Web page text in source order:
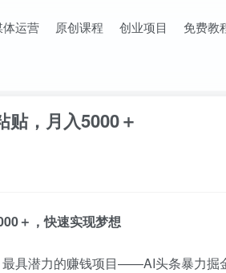
体运营 原创课程 创业项目 免费教
贴，月入5000＋
＋，快速实现梦想
具潜力的赚钱项目——AI头条暴力掘